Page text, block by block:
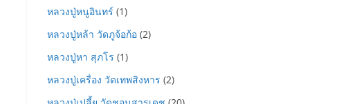
หลวงปู่หนูอินทร์ (1)
หลวงปู่หล้า วัดภูจ้อก้อ (2)
หลวงปู่หา สุภโร (1)
หลวงปู่เครื่อง วัดเทพสิงหาร (2)